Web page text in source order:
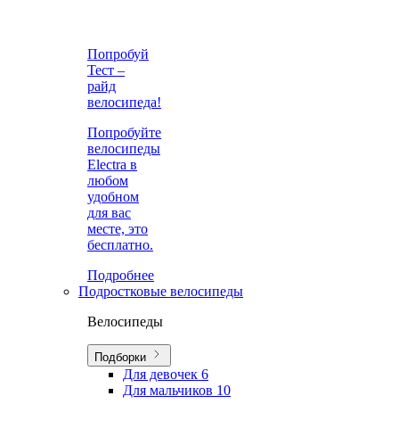
Попробуй
Тест –
райд
велосипеда!
Попробуйте
велосипеды
Electra в
любом
удобном
для вас
месте, это
бесплатно.
Подробнее
Подростковые велосипеды
Велосипеды
Подборки
Для девочек 6
Для мальчиков 10